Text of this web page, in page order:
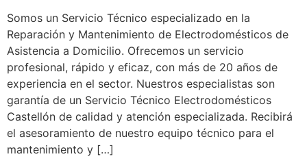
Somos un Servicio Técnico especializado en la
Reparación y Mantenimiento de Electrodomésticos de
Asistencia a Domicilio. Ofrecemos un servicio
profesional, rápido y eficaz, con más de 20 años de
experiencia en el sector. Nuestros especialistas son
garantía de un Servicio Técnico Electrodomésticos
Castellón de calidad y atención especializada. Recibirá
el asesoramiento de nuestro equipo técnico para el
mantenimiento y […]